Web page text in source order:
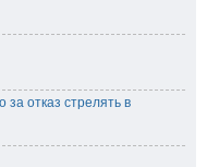
отказ стрелять в